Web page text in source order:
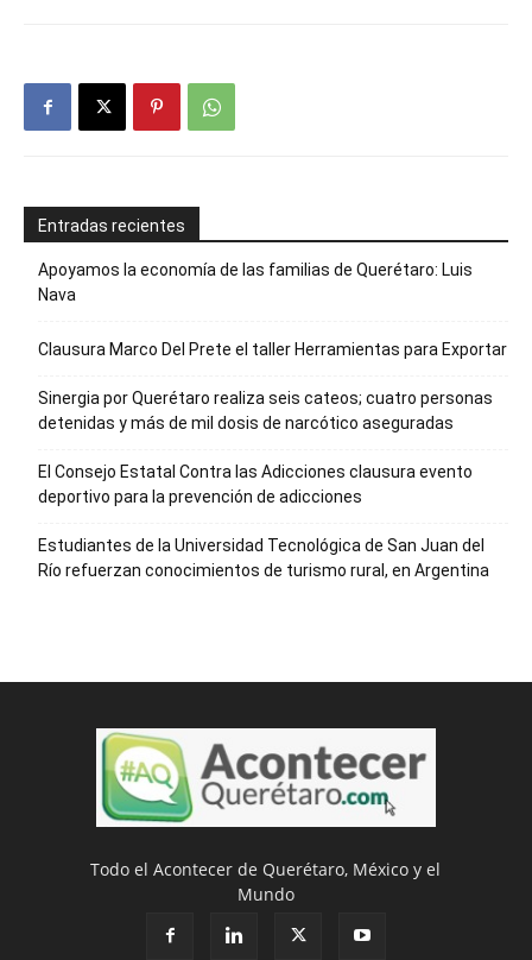
Entradas recientes
Apoyamos la economía de las familias de Querétaro: Luis
Nava
Clausura Marco Del Prete el taller Herramientas para Exportar
Sinergia por Querétaro realiza seis cateos; cuatro personas
detenidas y más de mil dosis de narcótico aseguradas
El Consejo Estatal Contra las Adicciones clausura evento
deportivo para la prevención de adicciones
Estudiantes de la Universidad Tecnológica de San Juan del
Río refuerzan conocimientos de turismo rural, en Argentina
Todo el Acontecer de Querétaro, México y el
Mundo